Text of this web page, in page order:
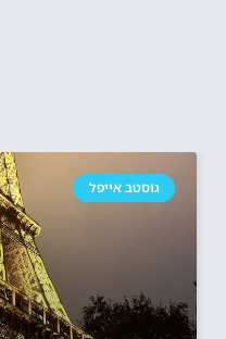
גוסטב אייפל